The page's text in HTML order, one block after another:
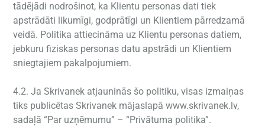
tādējādi nodrošinot, ka Klientu personas dati tiek
apstrādāti likumīgi, godprātīgi un Klientiem pārredzamā
veidā. Politika attiecināma uz Klientu personas datiem,
jebkuru fiziskas personas datu apstrādi un Klientiem
sniegtajiem pakalpojumiem.
4.2. Ja Skrivanek atjauninās šo politiku, visas izmaiņas
tiks publicētas Skrivanek mājaslapā www.skrivanek.lv,
sadaļā “Par uzņēmumu” – “Privātuma politika”.